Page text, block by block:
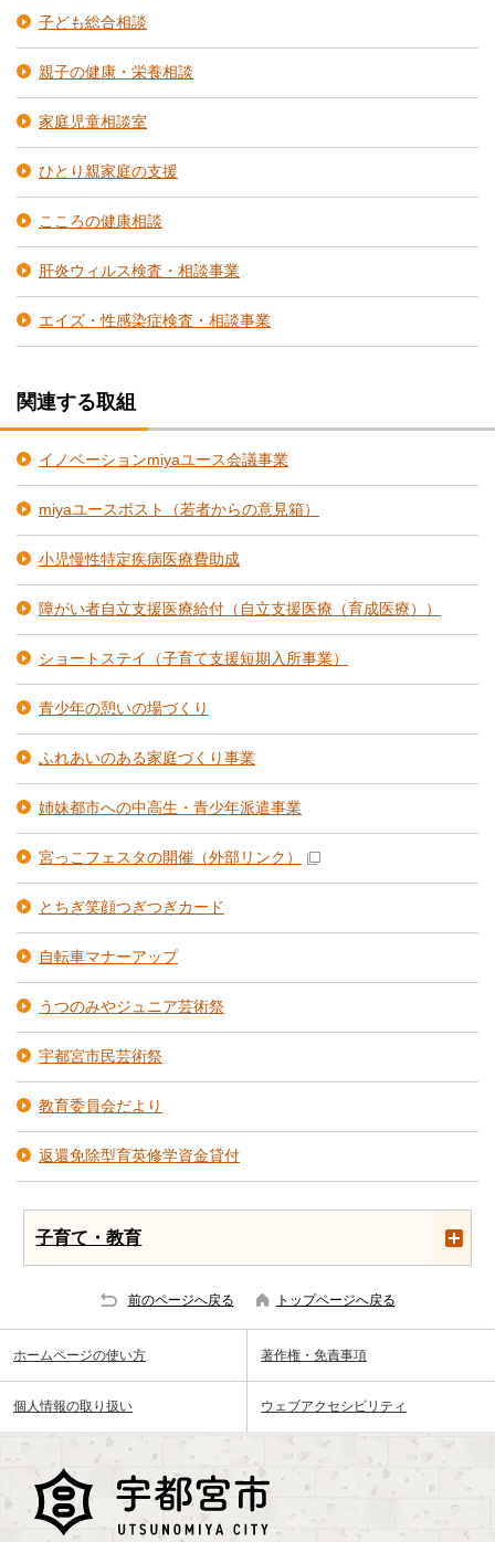
子ども総合相談
親子の健康・栄養相談
家庭児童相談室
ひとり親家庭の支援
こころの健康相談
肝炎ウィルス検査・相談事業
エイズ・性感染症検査・相談事業
関連する取組
イノベーションmiyaユース会議事業
miyaユースポスト（若者からの意見箱）
小児慢性特定疾病医療費助成
障がい者自立支援医療給付（自立支援医療（育成医療））
ショートステイ（子育て支援短期入所事業）
青少年の憩いの場づくり
ふれあいのある家庭づくり事業
姉妹都市への中高生・青少年派遣事業
宮っこフェスタの開催 （外部リンク）
とちぎ笑顔つぎつぎカード
自転車マナーアップ
うつのみやジュニア芸術祭
宇都宮市民芸術祭
教育委員会だより
返還免除型育英修学資金貸付
子育て・教育
前のページへ戻る トップページへ戻る
ホームページの使い方 著作権・免責事項
個人情報の取り扱い ウェブアクセシビリティ